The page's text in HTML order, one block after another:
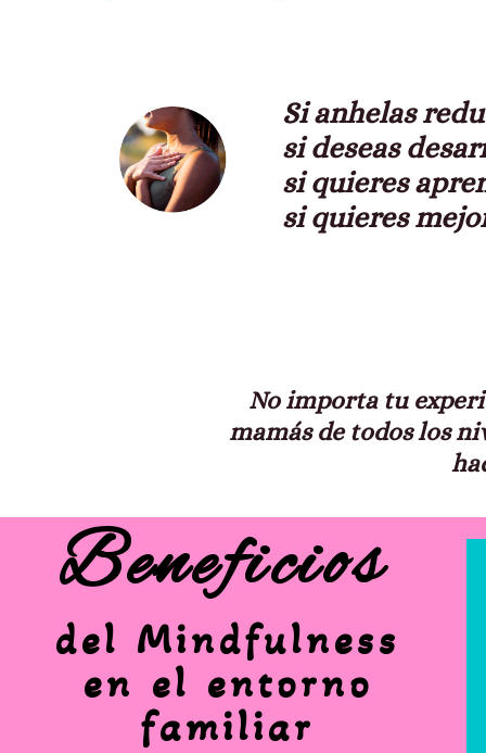
Si anhelas
si deseas
si quieres
si quieres
No importa tu
mamás de todos los
Beneficios
del Mindfulness
en el entorno
familiar